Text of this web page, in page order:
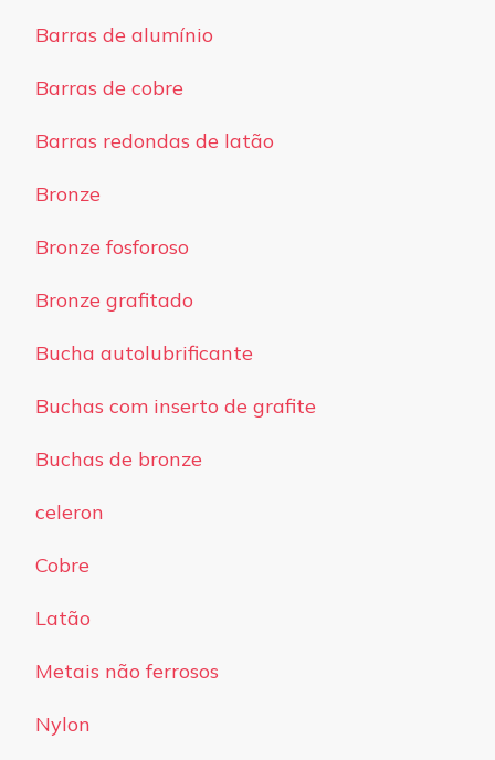
Barras de alumínio
Barras de cobre
Barras redondas de latão
Bronze
Bronze fosforoso
Bronze grafitado
Bucha autolubrificante
Buchas com inserto de grafite
Buchas de bronze
celeron
Cobre
Latão
Metais não ferrosos
Nylon